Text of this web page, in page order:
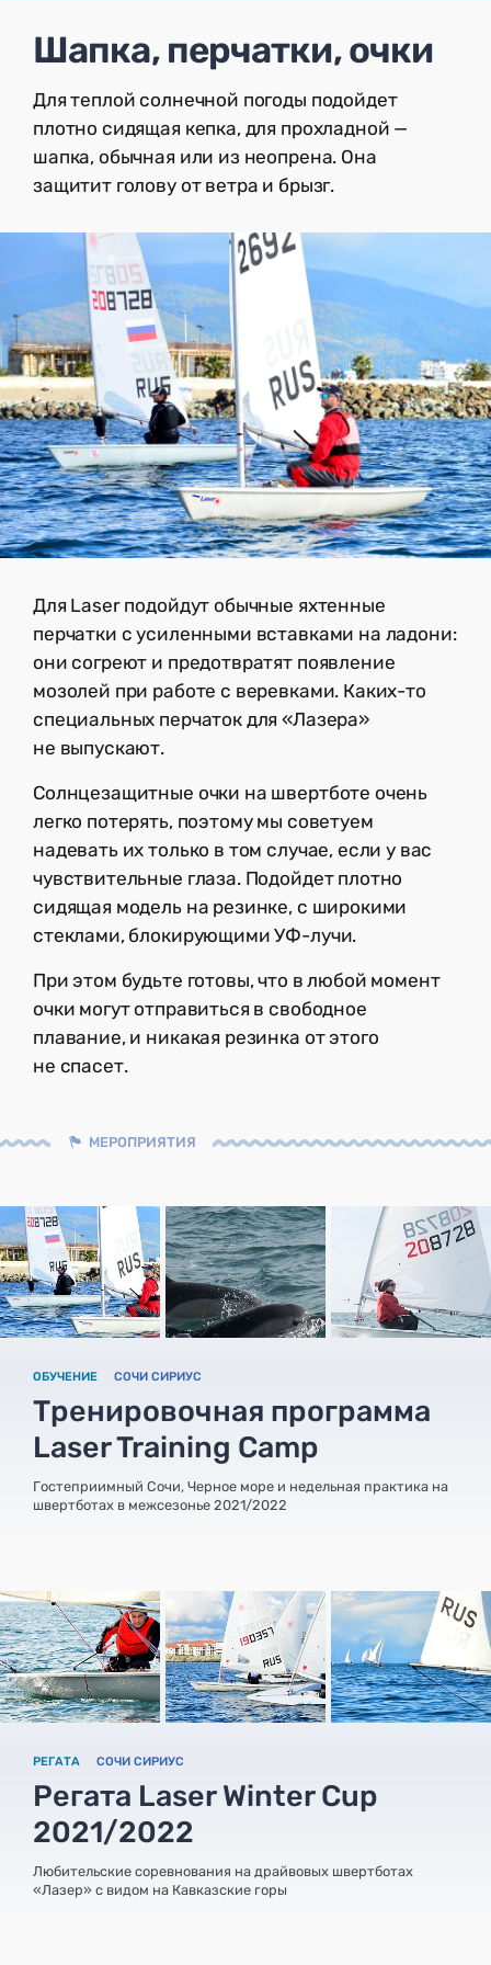
Шапка, перчатки, очки
Для теплой солнечной погоды подойдет
плотно сидящая кепка, для прохладной —
шапка, обычная или из неопрена. Она
защитит голову от ветра и брызг.
Для Laser подойдут обычные яхтенные
перчатки с усиленными вставками на ладони:
они согреют и предотвратят появление
мозолей при работе с веревками. Каких-то
специальных перчаток для «Лазера»
не выпускают.
Солнцезащитные очки на швертботе очень
легко потерять, поэтому мы советуем
надевать их только в том случае, если у вас
чувствительные глаза. Подойдет плотно
сидящая модель на резинке, с широкими
стеклами, блокирующими УФ-лучи.
При этом будьте готовы, что в любой момент
очки могут отправиться в свободное
плавание, и никакая резинка от этого
не спасет.
МЕРОПРИЯТИЯ
ОБУЧЕНИЕ СОЧИ СИРИУС
Тренировочная программа
Laser Training Camp
Гостеприимный Сочи, Черное море и недельная практика на
швертботах в межсезонье 2021/2022
РЕГАТА СОЧИ СИРИУС
Регата Laser Winter Cup
2021/2022
Любительские соревнования на драйвовых швертботах
«Лазер» с видом на Кавказские горы